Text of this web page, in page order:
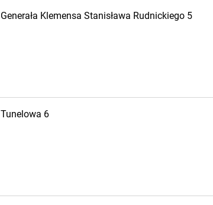
Generała Klemensa Stanisława Rudnickiego 5
Tunelowa 6